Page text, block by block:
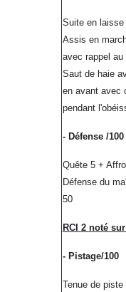
Suite en
Assis en
avec rappel
Saut de haie
en avant avec
pendant
- Défense /100
Quête 5 +
Défense du
50
RCI 2 noté
- Pistage/100
Tenue de